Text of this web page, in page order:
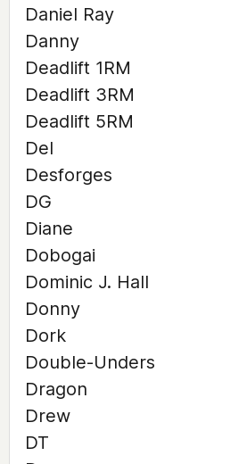
Daniel Ray
Danny
Deadlift 1RM
Deadlift 3RM
Deadlift 5RM
Del
Desforges
DG
Diane
Dobogai
Dominic J. Hall
Donny
Dork
Double-Unders
Dragon
Drew
DT